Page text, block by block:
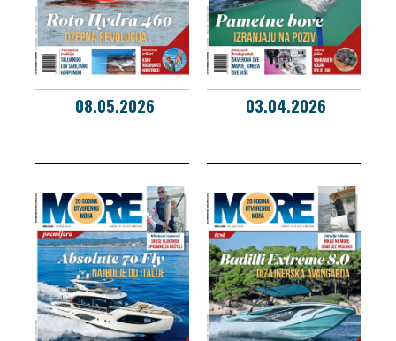
08.05.2026 03.04.2026